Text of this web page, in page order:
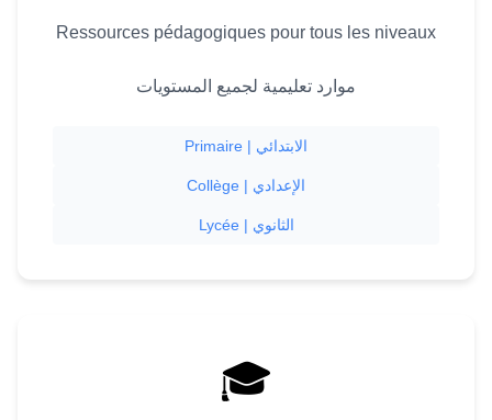
Ressources pédagogiques pour tous les niveaux
موارد تعليمية لجميع المستويات
Primaire | الابتدائي
Collège | الإعدادي
Lycée | الثانوي
🎓